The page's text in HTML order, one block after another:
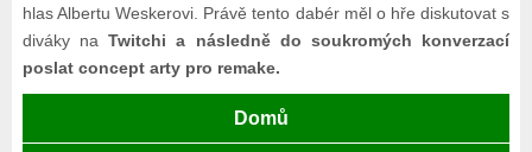
hlas Albertu Weskerovi. Právě tento dabér měl o hře diskutovat s
diváky naTwitchi a následně do soukromých konverzací
poslat concept arty pro remake.
Domů